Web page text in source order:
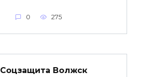
0 275
Соцзащита Волжск